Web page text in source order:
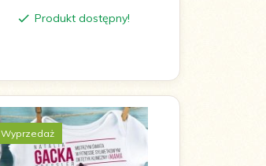
Produkt dostępny!
Wyprzedaż